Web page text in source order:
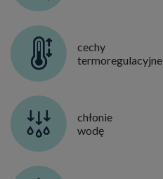
cechy
termoregulacyjne
chłonie
wodę